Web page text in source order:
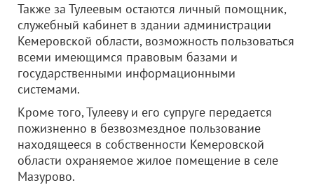
Также за Тулеевым остаются личный помощник,
служебный кабинет в здании администрации
Кемеровской области, возможность пользоваться
всеми имеющимся правовым базами и
государственными информационными
системами.
Кроме того, Тулееву и его супруге передается
пожизненно в безвозмездное пользование
находящееся в собственности Кемеровской
области охраняемое жилое помещение в селе
Мазурово.